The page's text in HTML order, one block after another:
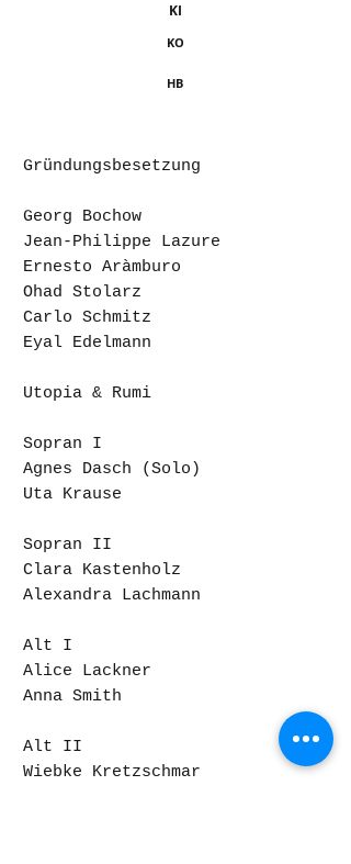
KI
KO
HB
Gründungsbesetzung
Georg Bochow
Jean-Philippe Lazure
Ernesto Aràmburo
Ohad Stolarz
Carlo Schmitz
Eyal Edelmann
Utopia & Rumi
Sopran I
Agnes Dasch (Solo)
Uta Krause
Sopran II
Clara Kastenholz
Alexandra Lachmann
Alt I
Alice Lackner
Anna Smith
Alt II
Wiebke Kretzschmar